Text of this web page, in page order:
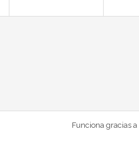
Funciona gracias a